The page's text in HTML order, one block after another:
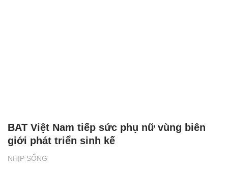
NHỊP SỐNG
BAT Việt Nam tiếp sức phụ nữ vùng biên
giới phát triển sinh kế